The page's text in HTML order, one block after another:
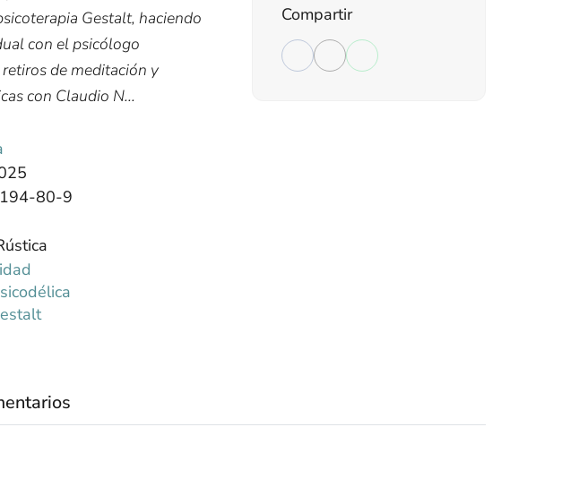
Gestalt, haciendo
con el psicólogo
de meditación y
con Claudio N...
80-9
Compartir